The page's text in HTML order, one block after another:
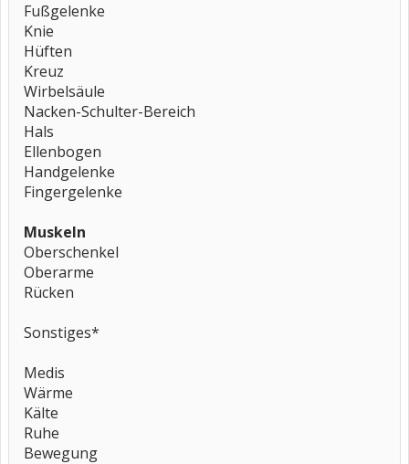
Fußgelenke
Knie
Hüften
Kreuz
Wirbelsäule
Nacken-Schulter-Bereich
Hals
Ellenbogen
Handgelenke
Fingergelenke
Muskeln
Oberschenkel
Oberarme
Rücken
Sonstiges*
Medis
Wärme
Kälte
Ruhe
Bewegung